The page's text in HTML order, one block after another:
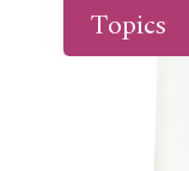
Topics